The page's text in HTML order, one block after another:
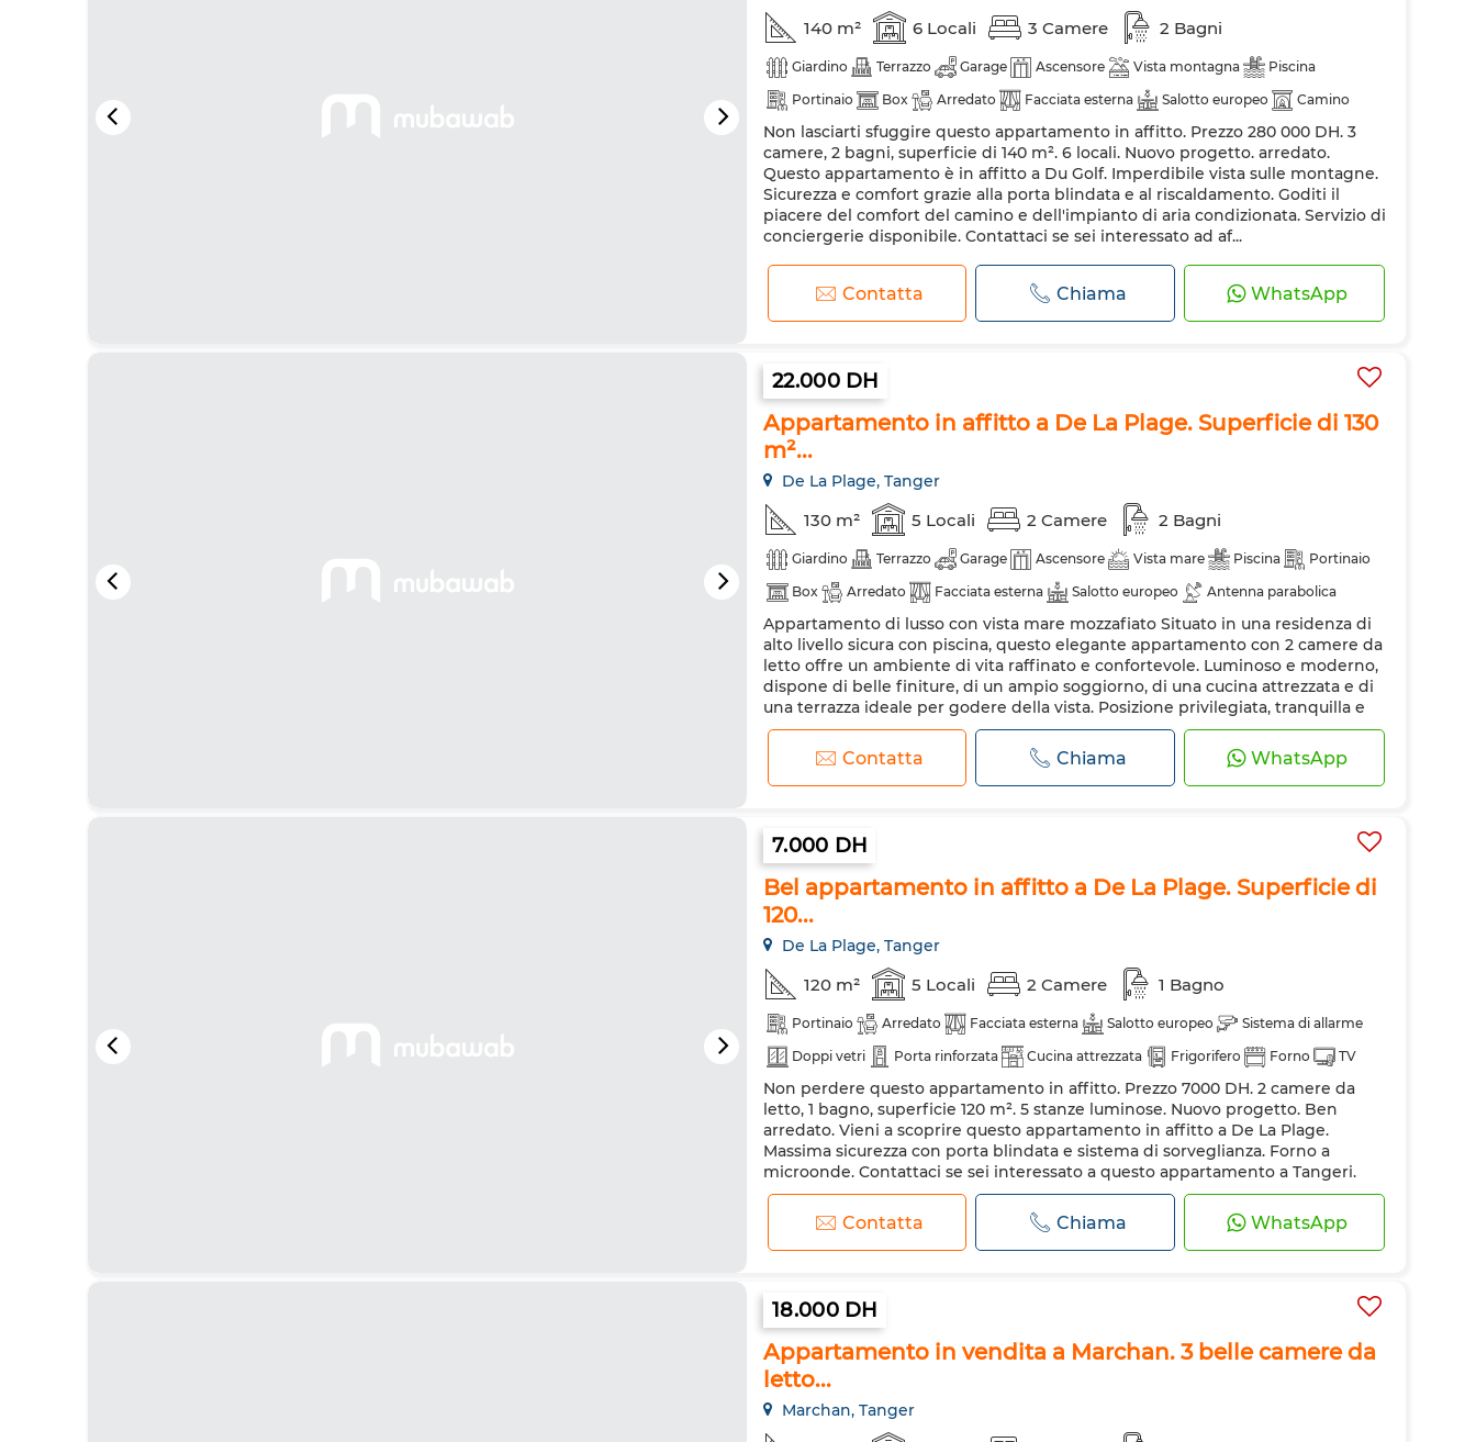
140 m² 6 Locali 3 Camere 2 Bagni
Giardino Terrazzo Garage Ascensore Vista montagna
Piscina
Portinaio
Box Arredato Facciata esterna Salotto europeo
Camino
Aria condizionata
Riscaldamento Sistema di allarme
Doppi vetri
Porta rinforzata
Cucina attrezzata Frigorifero Forno
Lavatrice
Forno a microonde
Internet
Non lasciarti sfuggire questo appartamento in affitto. Prezzo 280 000 DH. 3
camere, 2 bagni, superficie di 140 m². 6 locali. Nuovo progetto. arredato.
Questo appartamento è in affitto a Du Golf. Imperdibile vista sulle montagne.
Sicurezza e comfort grazie alla porta blindata e al riscaldamento. Goditi il
piacere del comfort del camino e dell'impianto di aria condizionata. Servizio di
conciergerie disponibile. Contattaci se sei interessato ad af...
Contatta Chiama WhatsApp
22.000 DH
Appartamento in affitto a De La Plage. Superficie di 130
m²...
De La Plage, Tanger
130 m² 5 Locali 2 Camere 2 Bagni
Giardino Terrazzo Garage Ascensore Vista mare Piscina
Portinaio
Box
Arredato Facciata esterna Salotto europeo
Antenna parabolica
Camino
Aria condizionata Riscaldamento Sistema di allarme
Doppi vetri
Porta rinforzata
Cucina attrezzata Frigorifero Forno TV
Lavatrice
Forno a microonde
Appartamento di lusso con vista mare mozzafiato Situato in una residenza di
alto livello sicura con piscina, questo elegante appartamento con 2 camere da
letto offre un ambiente di vita raffinato e confortevole. Luminoso e moderno,
dispone di belle finiture, di un ampio soggiorno, di una cucina attrezzata e di
una terrazza ideale per godere della vista. Posizione privilegiata, tranquilla e
vicina ai servizi
Contatta Chiama WhatsApp
7.000 DH
Bel appartamento in affitto a De La Plage. Superficie di
120...
De La Plage, Tanger
120 m² 5 Locali 2 Camere 1 Bagno
Portinaio Arredato Facciata esterna Salotto europeo
Sistema di allarme
Doppi vetri
Porta rinforzata Cucina attrezzata Frigorifero Forno
TV
Lavatrice
Forno a microonde
Non perdere questo appartamento in affitto. Prezzo 7000 DH. 2 camere da
letto, 1 bagno, superficie 120 m². 5 stanze luminose. Nuovo progetto. Ben
arredato. Vieni a scoprire questo appartamento in affitto a De La Plage.
Massima sicurezza con porta blindata e sistema di sorveglianza. Forno a
microonde. Contattaci se sei interessato a questo appartamento a Tangeri.
Televisione moderna. Residence con concierge. Piano cottura con forno
Contatta Chiama WhatsApp
18.000 DH
Appartamento in vendita a Marchan. 3 belle camere da
letto...
Marchan, Tanger